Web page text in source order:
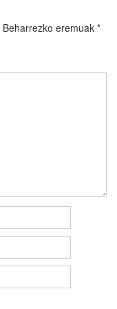
Beharrezko eremuak *